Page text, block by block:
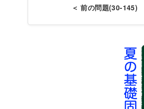
＜ 前の問題(30-145)